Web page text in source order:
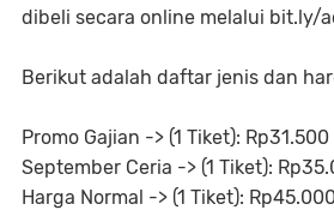
dibeli secara online melalui bit.ly/
Berikut adalah daftar jenis dan
Promo Gajian -> (1 Tiket): Rp31.500
September Ceria -> (1 Tiket):
Harga Normal -> (1 Tiket):